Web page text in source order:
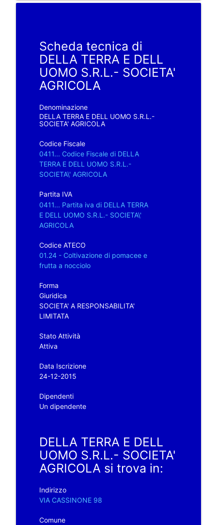
Scheda tecnica di
DELLA TERRA E DELL
UOMO S.R.L.- SOCIETA'
AGRICOLA
Denominazione
DELLA TERRA E DELL UOMO S.R.L.-
SOCIETA' AGRICOLA
Codice Fiscale
0411... Codice Fiscale di DELLA
TERRA E DELL UOMO S.R.L.-
SOCIETA\' AGRICOLA
Partita IVA
0411... Partita iva di DELLA TERRA
E DELL UOMO S.R.L.- SOCIETA\'
AGRICOLA
Codice ATECO
01.24 - Coltivazione di pomacee e
frutta a nocciolo
Forma
Giuridica
SOCIETA' A RESPONSABILITA'
LIMITATA
Stato Attività
Attiva
Data Iscrizione
24-12-2015
Dipendenti
Un dipendente
DELLA TERRA E DELL
UOMO S.R.L.- SOCIETA'
AGRICOLA si trova in:
Indirizzo
VIA CASSINONE 98
Comune